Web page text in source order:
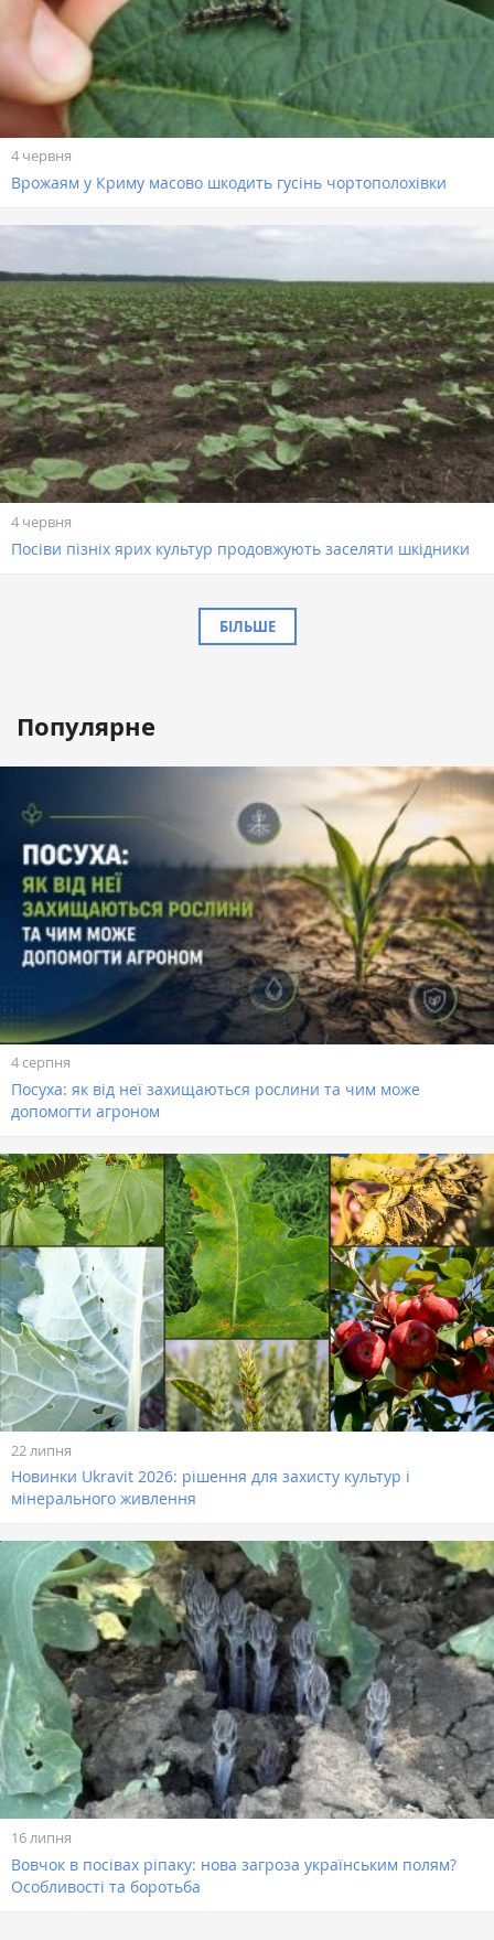
4 червня
Врожаям у Криму масово шкодить гусінь чортополохівки
4 червня
Посіви пізніх ярих культур продовжують заселяти шкідники
БІЛЬШЕ
Популярне
4 серпня
Посуха: як від неї захищаються рослини та чим може
допомогти агроном
22 липня
Новинки Ukravit 2026: рішення для захисту культур і
мінерального живлення
16 липня
Вовчок в посівах ріпаку: нова загроза українським полям?
Особливості та боротьба